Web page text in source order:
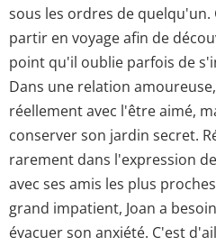
sous les ordres de quelqu'un.
partir en voyage afin de
point qu'il oublie parfois de
Dans une relation
réellement avec l'être aimé,
conserver son jardin secret.
rarement dans l'expression
avec ses amis les plus
grand impatient, Joan a
évacuer son anxiété. C'est